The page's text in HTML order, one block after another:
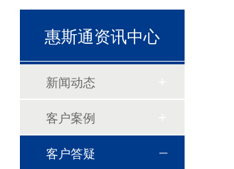
惠斯通资讯中心
新闻动态
客户案例
客户答疑